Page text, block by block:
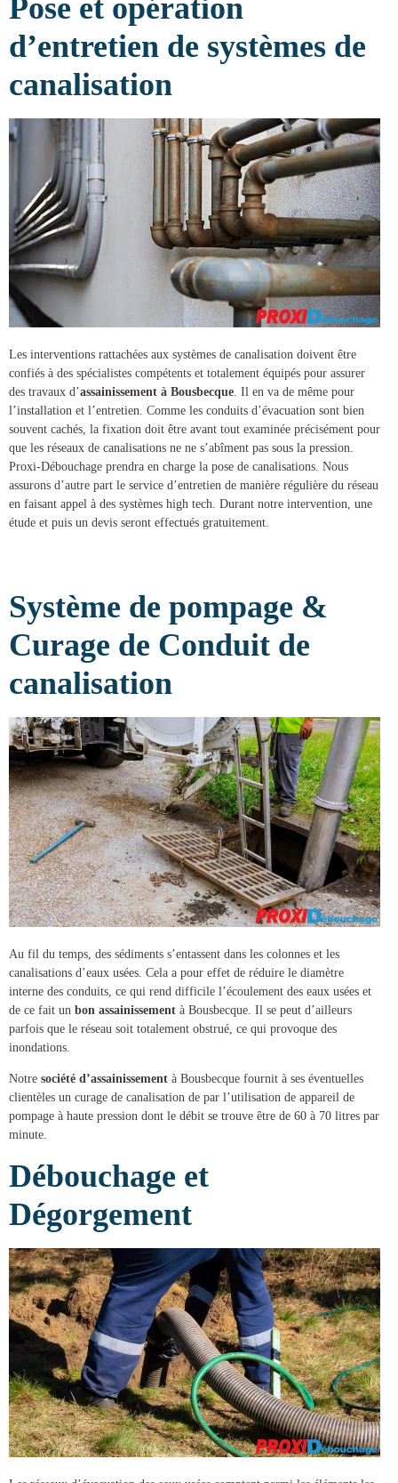
Pose et opération
d’entretien de systèmes de
canalisation
Les interventions rattachées aux systèmes de canalisation doivent être
confiés à des spécialistes compétents et totalement équipés pour assurer
des travaux d’assainissement à Bousbecque. Il en va de même pour
l’installation et l’entretien. Comme les conduits d’évacuation sont bien
souvent cachés, la fixation doit être avant tout examinée précisément pour
que les réseaux de canalisations ne ne s’abîment pas sous la pression.
Proxi-Débouchage prendra en charge la pose de canalisations. Nous
assurons d’autre part le service d’entretien de manière régulière du réseau
en faisant appel à des systèmes high tech. Durant notre intervention, une
étude et puis un devis seront effectués gratuitement.
Système de pompage &
Curage de Conduit de
canalisation
Au fil du temps, des sédiments s’entassent dans les colonnes et les
canalisations d’eaux usées. Cela a pour effet de réduire le diamètre
interne des conduits, ce qui rend difficile l’écoulement des eaux usées et
de ce fait un bon assainissement à Bousbecque . Il se peut d’ailleurs
parfois que le réseau soit totalement obstrué, ce qui provoque des
inondations.
Notre société d’assainissement à Bousbecque fournit à ses éventuelles
clientèles un curage de canalisation de par l’utilisation de appareil de
pompage à haute pression dont le débit se trouve être de 60 à 70 litres par
minute.
Débouchage et
Dégorgement